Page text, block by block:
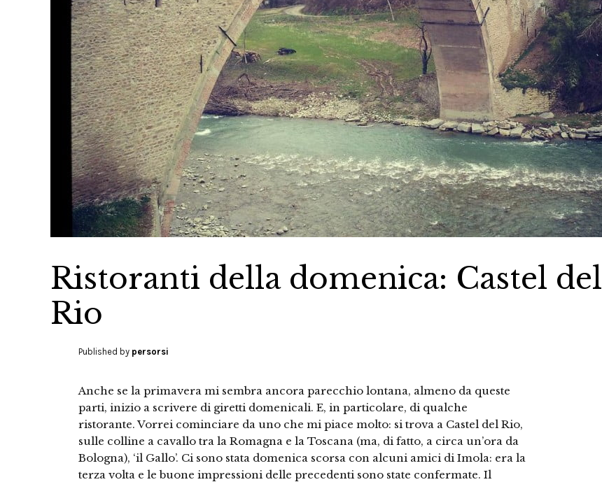
Ristoranti della domenica: Castel del
Rio
Published by persorsi
Anche se la primavera mi sembra ancora parecchio lontana, almeno da queste
parti, inizio a scrivere di giretti domenicali. E, in particolare, di qualche
ristorante. Vorrei cominciare da uno che mi piace molto: si trova a Castel del Rio,
sulle colline a cavallo tra la Romagna e la Toscana (ma, di fatto, a circa un’ora da
Bologna), ‘il Gallo’. Ci sono stata domenica scorsa con alcuni amici di Imola: era la
terza volta e le buone impressioni delle precedenti sono state confermate. Il